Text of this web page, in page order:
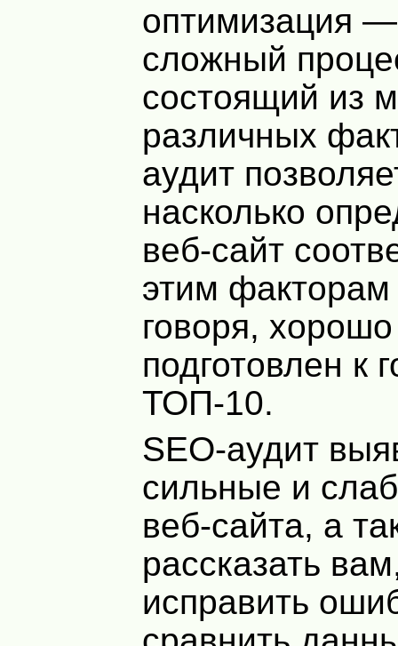
оптимизация
сложный
состоящий из
различных
аудит
насколько
веб-сайт
этим
говоря,
подготовлен к
ТОП-10.
SEO-аудит
сильные и
веб-сайта, а
рассказать
исправить